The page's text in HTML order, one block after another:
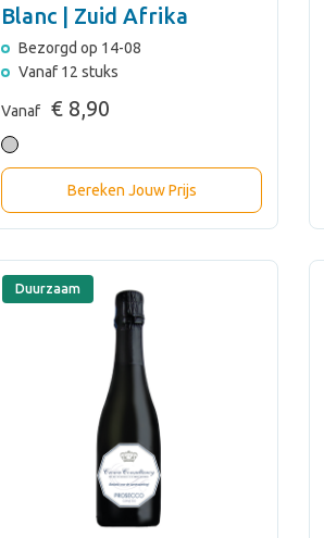
Blanc | Zuid Afrika
Bezorgd op 14-08
Vanaf 12 stuks
Vanaf € 8,90
Bereken Jouw Prijs
Duurzaam